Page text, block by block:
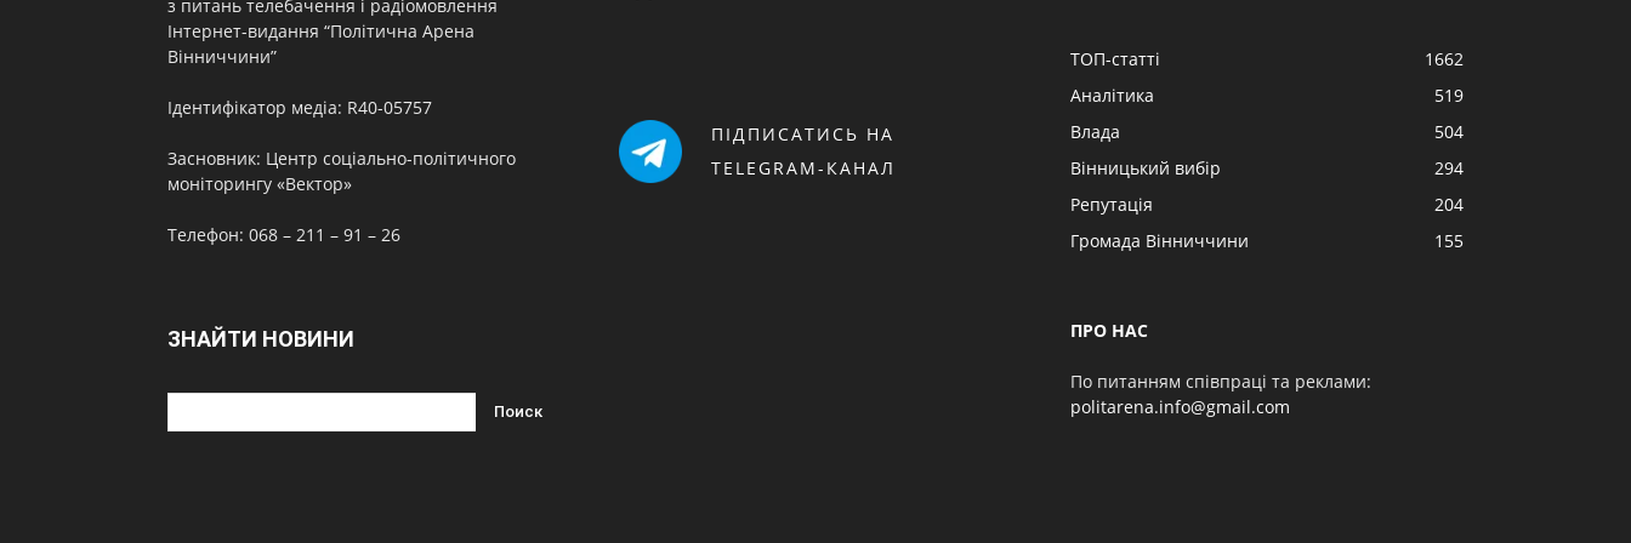
з питань телебачення і радіомовлення
Інтернет-видання “Політична Арена
Вінниччини”
Ідентифікатор медіа: R40-05757
Засновник: Центр соціально-політичного
моніторингу «Вектор»
Телефон: 068 – 211 – 91 – 26
ЗНАЙТИ НОВИНИ
ПІДПИСАТИСЬ НА
TELEGRAM-КАНАЛ
ТОП-статті
1662
Аналітика
519
Влада
504
Вінницький вибір
294
Репутація
204
Громада Вінниччини
155
ПРО НАС
По питанням співпраці та реклами:
politarena.info@gmail.com